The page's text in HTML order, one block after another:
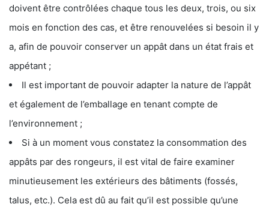
doivent être contrôlées chaque tous les deux, trois, ou six
mois en fonction des cas, et être renouvelées si besoin il y
a, afin de pouvoir conserver un appât dans un état frais et
appétant ;
Il est important de pouvoir adapter la nature de l’appât
et également de l’emballage en tenant compte de
l’environnement ;
Si à un moment vous constatez la consommation des
appâts par des rongeurs, il est vital de faire examiner
minutieusement les extérieurs des bâtiments (fossés,
talus, etc.). Cela est dû au fait qu’il est possible qu’une